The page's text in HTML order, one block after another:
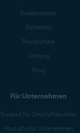
Kundendienst
Sicherheit
Privatsphäre
Leistung
Blog
Für Unternehmen
Support für Geschäftskunden
Produkte für Unternehmen